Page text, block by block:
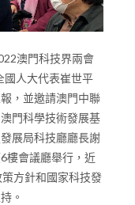
澳門科技界兩會
國人大代表崔世平
，並邀請澳門中聯
門科學技術發展基
展局科技廳廳長謝
樓會議廳舉行，近
方針和國家科技發
。